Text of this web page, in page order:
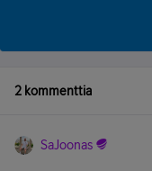
2 kommenttia
SaJoonas